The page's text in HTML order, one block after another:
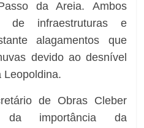
da Areia. Ambos
de infraestruturas e
alagamentos que
devido ao desnível
Leopoldina.
de Obras Cleber
da importância da